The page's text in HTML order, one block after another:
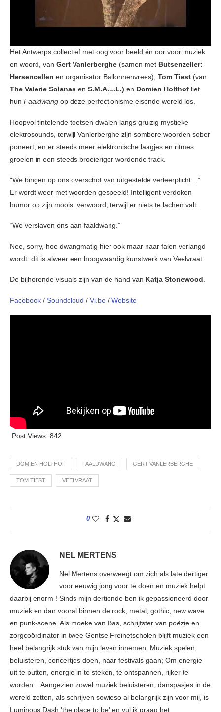
Het Antwerps collectief met oog voor beeld én oor voor muziek
en woord, van Gert Vanlerberghe (samen met Butsenzeller:
Hersencellen en organisator Ballonnenvrees), Tom Tiest (van
The Valerie Solanas en S.M.A.L.L.) en Domien Holthof liet
hun Faaldwang op deze perfectionisme eisende wereld los.
Hoopvol tintelende toetsen dwalen langs gruizig mystieke
elektrosounds, terwijl Vanlerberghe zijn sombere woorden sober
poneert, en er steeds meer elektronische laagjes en ritmes
groeien in een steeds broeieriger wordende track.
“We bingen op ons overschot van uitgestelde verleerplicht…”
Er wordt weer met woorden gespeeld! Intelligent verdoken
humor op zijn mooist verwoord, terwijl er niets te lachen valt.
“We verslaven ons aan faaldwang.”
Nee, sorry, hoe dwangmatig hier ook maar naar falen verlangd
wordt: dit is alweer een hoogwaardig kunstwerk van Veelvraat.
De bijhorende visuals zijn van de hand van Katja Stonewood.
Facebook / Soundcloud / Vi.be / Website
Post Views: 842
DOMIEN HOLTHOF FAALDWANG GERT VANLERBERGHE
TOM TIEST VEELVRAAT
0
NEL MERTENS
Nel Mertens overweegt om zich als late dertiger
voor eeuwig jong voor te doen en muziek helpt
daarbij enorm ! Sinds mijn dertiende ben ik gepassioneerd door
muziek en dan vooral binnen de rock, metal, gothic, new wave
en punk-scene. Als moeke van Bas, schrijfster van poëzie en
zorgcoördinator in twee Gentse Freinetscholen blijft muziek een
heel belangrijk stuk van mijn leven innemen. Muziek spelen,
beluisteren, concertjes doen, naar festivals gaan; Om energie
uit te putten, energie in te steken, te ontspannen, rijker te
worden... Aangezien zowel muziek beluisteren, danspasjes in de
wereld zetten, als schrijven sowieso al belangrijk zijn voor mij, is
Luminous Dash 'the place to be' en vul ik graag het